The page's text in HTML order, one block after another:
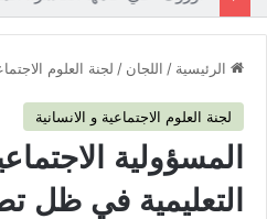
الرئيسية / اللجان / لجنة العلوم
لجنة العلوم الاجتماعية و الانسانية
المسؤولية
التعليمية في ظل